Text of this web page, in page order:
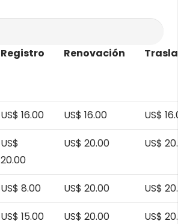
Registro Renovación
US$ 16.00 US$ 16.00 US$
US$
20.00
US$ 20.00 US$
US$ 8.00 US$ 20.00 US$
US$ 15.00 US$ 20.00 US$